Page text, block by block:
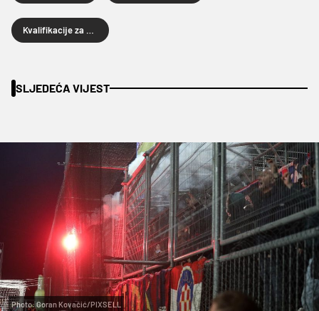
SLJEDEĆA VIJEST
Photo: Goran Kovačić/PIXSELL